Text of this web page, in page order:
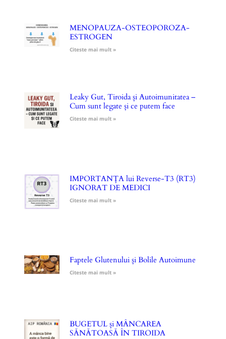
MENOPAUZA-OSTEOPOROZA-
ESTROGEN
Citeste mai mult »
Leaky Gut, Tiroida și Autoimunitatea –
Cum sunt legate și ce putem face
Citeste mai mult »
IMPORTANȚA lui Reverse-T3 (RT3)
IGNORAT DE MEDICI
Citeste mai mult »
Faptele Glutenului și Bolile Autoimune
Citeste mai mult »
BUGETUL și MÂNCAREA
SĂNĂTOASĂ ÎN TIROIDA